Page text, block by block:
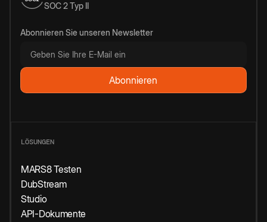
SOC 2 Typ II
Abonnieren Sie unseren Newsletter
LÖSUNGEN
MARS8 Testen
DubStream
Studio
API-Dokumente